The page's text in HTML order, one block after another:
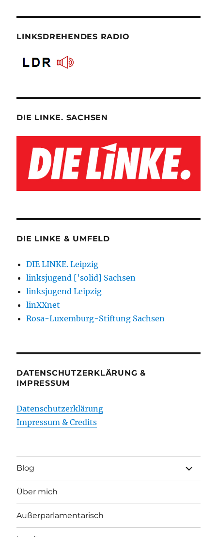
LINKSDREHENDES RADIO
DIE LINKE. SACHSEN
DIE LINKE & UMFELD
DIE LINKE. Leipzig
linksjugend ['solid] Sachsen
linksjugend Leipzig
linXXnet
Rosa-Luxemburg-Stiftung Sachsen
DATENSCHUTZERKLÄRUNG &
IMPRESSUM
Datenschutzerklärung
Impressum & Credits
Blog
öffnen
Über mich
Außerparlamentarisch